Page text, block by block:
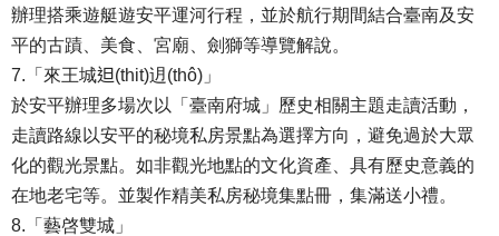
辦理搭乘遊艇遊安平運河行程，並於航行期間結合臺南及安
平的古蹟、美食、宮廟、劍獅等導覽解說。
7.「來王城𨑨(thit)迌(thô)」
於安平辦理多場次以「臺南府城」歷史相關主題走讀活動，
走讀路線以安平的秘境私房景點為選擇方向，避免過於大眾
化的觀光景點。如非觀光地點的文化資產、具有歷史意義的
在地老宅等。並製作精美私房秘境集點冊，集滿送小禮。
8.「藝啓雙城」